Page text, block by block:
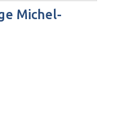
Michel-